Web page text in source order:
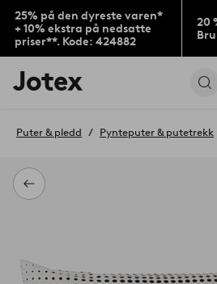
25% på den dyreste varen*
+ 10% ekstra på nedsatte
priser**. Kode: 424882
20
Jotex’
logo
til
Tilbake
Puter & pledd Pynteputer & putetrekk